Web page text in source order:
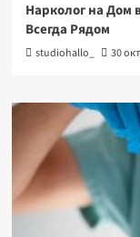
Нарколог на Дом
Всегда Рядом
studiohallo_ 30